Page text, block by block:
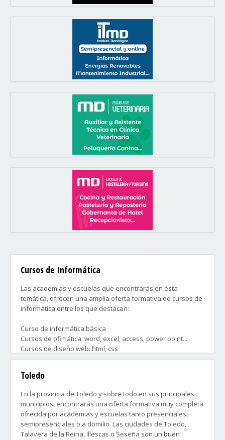
Cursos de Informática
Las academias y escuelas que encontrarás en ésta
temática, ofrecen una amplia oferta formativa de cursos de
informática entre los que destacan:
Curso de informática básica
Cursos de ofimática: word, excel, access, power point...
Cursos de diseño web: html, css
Cursos de aplicaciones web
Cursos de diseño gráfico: photoshop, illustrator...
Cursos de desarrollo de videojuegos
Cursos de lenguajes de programación
Cursos de gestión empresarial
Toledo
En la provincia de Toledo y sobre todo en sus principales
municipios, encontrarás una oferta formativa muy completa
ofrecida por academias y escuelas tanto presenciales,
semipresenciales o a domilio. Las ciudades de Toledo,
Talavera de la Reina, Illescas o Seseña son un buen